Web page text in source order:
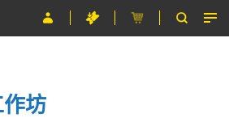
坊